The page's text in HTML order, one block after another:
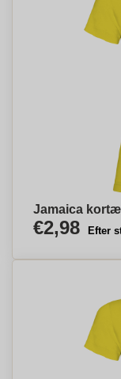
Jamaica
€2,98 Efter